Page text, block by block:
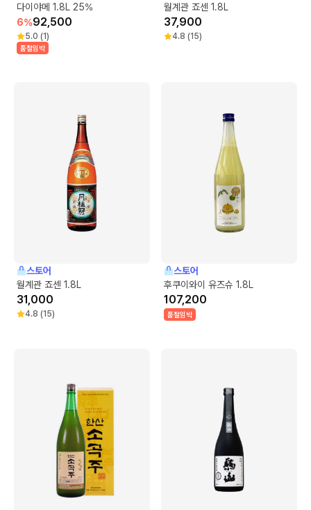
다이야메 1.8L 25%
6%92,500
5.0 (1)
품절임박
월계관 죠센 1.8L
37,900
4.8 (15)
스토어
월계관 죠센 1.8L
31,000
4.8 (15)
스토어
후쿠이와이 유즈슈 1.8L
107,200
품절임박